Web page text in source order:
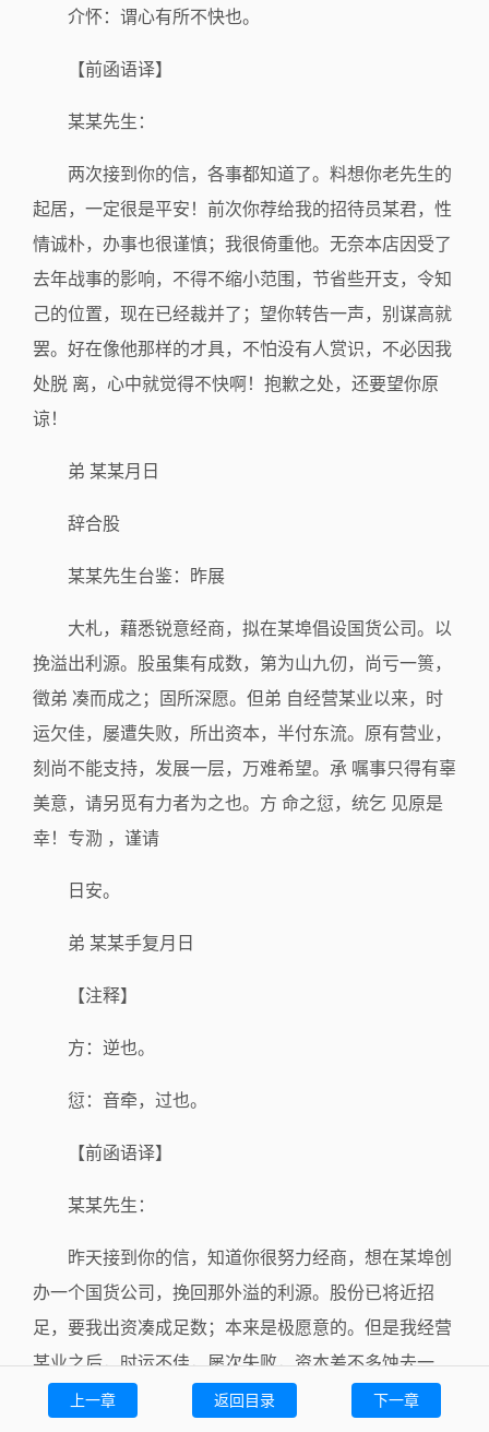
介怀：谓心有所不快也。
【前函语译】
某某先生：
两次接到你的信，各事都知道了。料想你老先生的
起居，一定很是平安！前次你荐给我的招待员某君，性
情诚朴，办事也很谨慎；我很倚重他。无奈本店因受了
去年战事的影响，不得不缩小范围，节省些开支，令知
己的位置，现在已经裁并了；望你转告一声，别谋高就
罢。好在像他那样的才具，不怕没有人赏识，不必因我
处脱 离，心中就觉得不快啊！抱歉之处，还要望你原
谅！
弟 某某月日
辞合股
某某先生台鉴：昨展
大札，藉悉锐意经商，拟在某埠倡设国货公司。以
挽溢出利源。股虽集有成数，第为山九仞，尚亏一篑，
徵弟 凑而成之；固所深愿。但弟 自经营某业以来，时
运欠佳，屡遭失败，所出资本，半付东流。原有营业，
刻尚不能支持，发展一层，万难希望。承 嘱事只得有辜
美意，请另觅有力者为之也。方 命之愆，统乞 见原是
幸！专泐 ，谨请
日安。
弟 某某手复月日
【注释】
方：逆也。
愆：音牵，过也。
【前函语译】
某某先生：
昨天接到你的信，知道你很努力经商，想在某埠创
办一个国货公司，挽回那外溢的利源。股份已将近招
足，要我出资凑成足数；本来是极愿意的。但是我经营
某业之后，时运不佳，屡次失败，资本差不多蚀去一
半。原有的事业，现在尚且不能够维持，发展这两字，
上一章 返回目录 下一章